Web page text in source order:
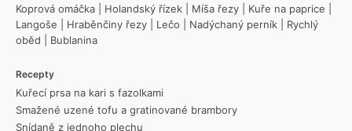
Koprová omáčka
Holandský řízek Míša řezy Kuře na paprice
Langoše
Hraběnčiny řezy Lečo Nadýchaný perník
Rychlý
oběd
Bublanina
Recepty
Kuřecí prsa na kari s fazolkami
Smažené uzené tofu a gratinované brambory
Snídaně z jednoho plechu